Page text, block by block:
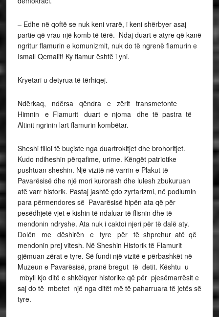
– Edhe në qoftë se nuk keni vrarë, i keni shërbyer asaj
partie që vrau një komb të tërë. Ndaj duart e atyre që kanë
ngritur flamurin e komunizmit, nuk do të ngrenë flamurin e
Ismail Qemalit! Ky flamur është i yni.
Kryetari u detyrua të tërhiqej.
Ndërkaq, ndërsa qëndra e zërit transmetonte
Himnin e Flamurit duart e njoma dhe të pastra të
Altinit ngrinin lart flamurin kombëtar.
Sheshi filloi të buçiste nga duartrokitjet dhe brohoritjet.
Kudo ndiheshin përqafime, urime. Këngët patriotike
pushtuan sheshin. Një vizitë në varrin e Plakut të
Pavarësisë dhe një mori kurorash dhe lulesh zbukuruan
atë varr historik. Pastaj jashtë çdo zyrtarizmi, në podiumin
para përmendores së Pavarësisë hipën ata që për
pesëdhjetë vjet e kishin të ndaluar të flisnin dhe të
mendonin ndryshe. Ata nuk i caktoi njeri për të dalë aty.
Dolën me dëshirën e tyre për të shprehur atë që
mendonin prej vitesh. Në Sheshin Historik të Flamurit
gjëmuan zërat e tyre. Së fundi një vizitë e përbashkët në
Muzeun e Pavarësisë, pranë bregut të detit. Kështu u
mbyll kjo ditë e shkëlqyer historike që për pjesëmarrësit e
saj do të mbetet një nga ditët më të paharruara të jetës së
tyre.